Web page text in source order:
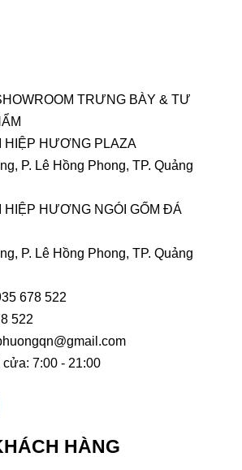
TRƯNG BÀY & TƯ
HIỆP HƯƠNG PLAZA
P. Lê Hồng Phong, TP. Quảng
HIỆP HƯƠNG NGÓI GỐM ĐÁ
P. Lê Hồng Phong, TP. Quảng
678 522
522
7:00 - 21:00
HÀNG